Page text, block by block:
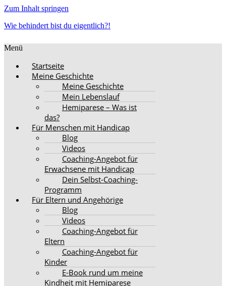
Zum Inhalt springen
Wie behindert bist du eigentlich?!
Menü
Startseite
Meine Geschichte
Meine Geschichte
Mein Lebenslauf
Hemiparese – Was ist
das?
Für Menschen mit Handicap
Blog
Videos
Coaching-Angebot für
Erwachsene mit Handicap
Dein Selbst-Coaching-
Programm
Für Eltern und Angehörige
Blog
Videos
Coaching-Angebot für
Eltern
Coaching-Angebot für
Kinder
E-Book rund um meine
Kindheit mit Hemiparese